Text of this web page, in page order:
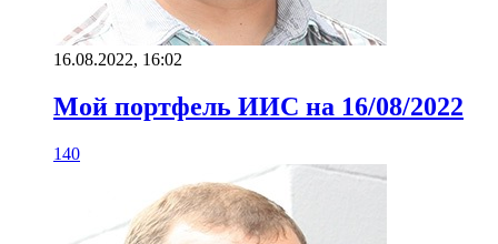
16.08.2022, 16:02
Мой портфель ИИС на 16/08/2022
140